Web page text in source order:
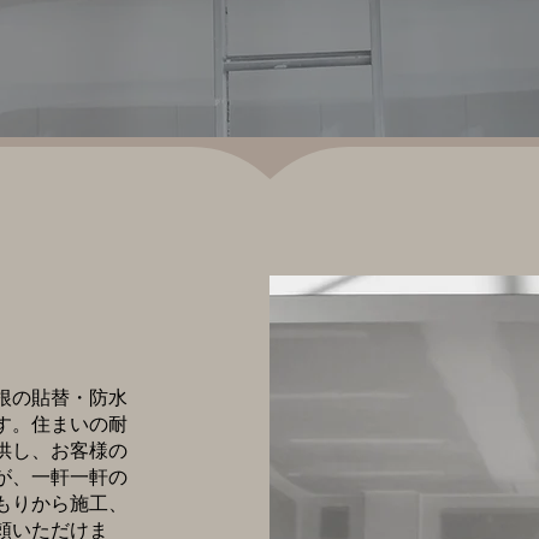
の貼替・防水
。住まいの耐
し、お客様の
、一軒一軒の
から施工、
いただけま